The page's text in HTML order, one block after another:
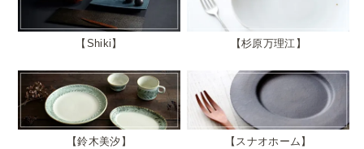
Shiki 杉原万理江
鈴木美汐 スナオホーム